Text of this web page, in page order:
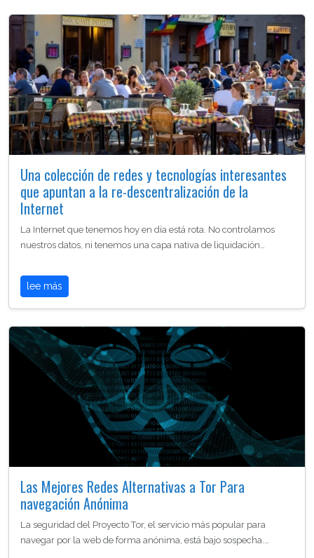
Una colección de redes y tecnologías interesantes
que apuntan a la re-descentralización de la
Internet
La Internet que tenemos hoy en día está rota. No controlamos
nuestros datos, ni tenemos una capa nativa de liquidación…
lee más
Las Mejores Redes Alternativas a Tor Para
navegación Anónima
La seguridad del Proyecto Tor, el servicio más popular para
navegar por la web de forma anónima, está bajo sospecha.…